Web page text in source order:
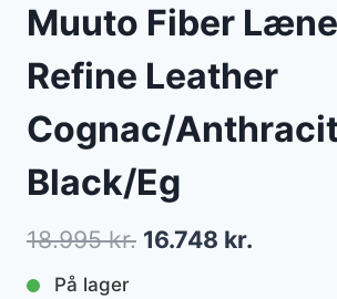
Muuto Fiber
Refine Leather
Cognac/
Black/Eg
18.995kr. Den
16.748 kr.
På lager